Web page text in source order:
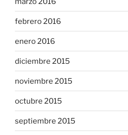
febrero 2016
enero 2016
diciembre 2015
noviembre 2015
octubre 2015
septiembre 2015